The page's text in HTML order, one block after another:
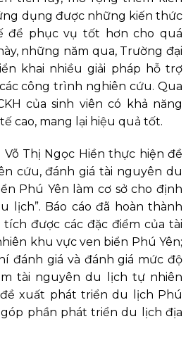
dụng được những kiến thức
để phục vụ tốt hơn cho quá
những năm qua, Trường đại
khai nhiều giải pháp hỗ trợ
công trình nghiên cứu. Qua
của sinh viên có khả năng
cao, mang lại hiệu quả tốt.
Võ Thị Ngọc Hiền thực hiện đề
cứu, đánh giá tài nguyên du
Phú Yên làm cơ sở cho định
lịch”. Báo cáo đã hoàn thành
được các đặc điểm của tài
khu vực ven biển Phú Yên;
đánh giá và đánh giá mức độ
tài nguyên du lịch tự nhiên
đề xuất phát triển du lịch Phú
phần phát triển du lịch địa